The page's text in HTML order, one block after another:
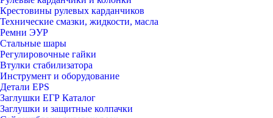
Крестовины рулевых карданчиков
Технические смазки, жидкости, масла
Ремни ЭУР
Стальные шары
Регулировочные гайки
Втулки стабилизатора
Инструмент и оборудование
Детали EPS
Заглушки ЕГР Каталог
Заглушки и защитные колпачки